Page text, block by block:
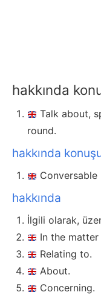
hakkında
Talk about,
round.
hakkında
Conversable
hakkında
İlgili olarak,
In the matter
Relating to.
About.
Concerning.